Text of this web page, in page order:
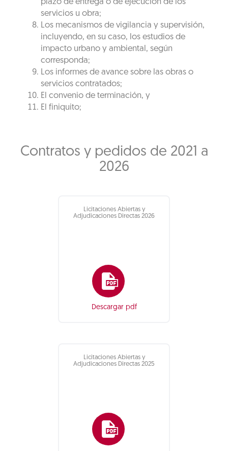
plazo de entrega o de ejecución de los
servicios u obra;
Los mecanismos de vigilancia y supervisión,
incluyendo, en su caso, los estudios de
impacto urbano y ambiental, según
corresponda;
Los informes de avance sobre las obras o
servicios contratados;
El convenio de terminación, y
El finiquito;
Contratos y pedidos de 2021 a
2026
Licitaciones Abiertas y
Adjudicaciones Directas 2026
Descargar pdf
Licitaciones Abiertas y
Adjudicaciones Directas 2025